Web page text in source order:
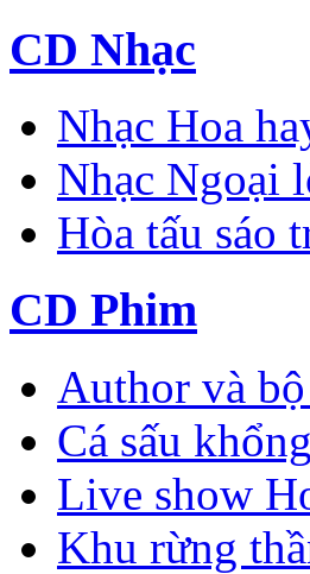
CD Nhạc
Nhạc Hoa
Nhạc Ngoại
Hòa tấu sáo
CD Phim
Author và
Cá sấu
Live show
Khu rừng